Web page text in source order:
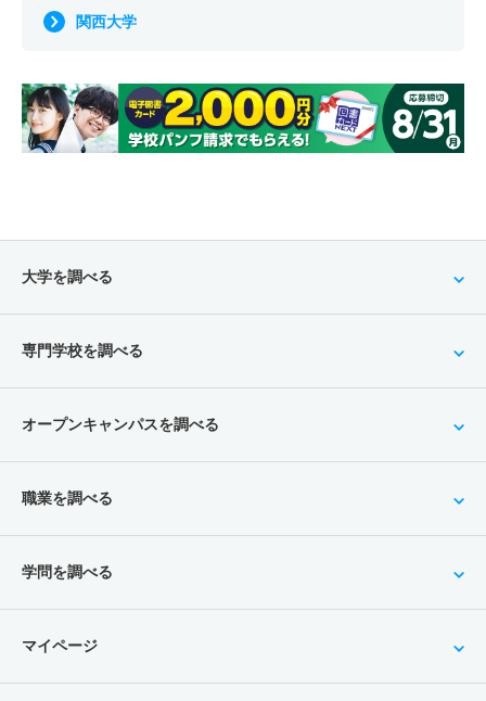
関西大学
大学を調べる
専門学校を調べる
オープンキャンパスを調べる
職業を調べる
学問を調べる
マイページ